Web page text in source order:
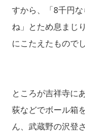
すから、「8千円
ね」とため息まじ
にこたえたものでし
ところが吉祥寺に
荻などでボール箱
ん、武蔵野の沢登